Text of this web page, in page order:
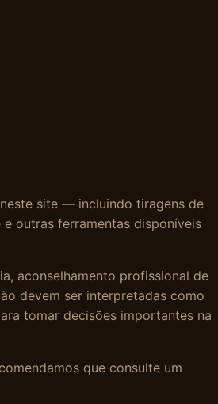
site — incluindo tiragens de
outras ferramentas disponíveis
aconselhamento profissional de
devem ser interpretadas como
tomar decisões importantes na
que consulte um